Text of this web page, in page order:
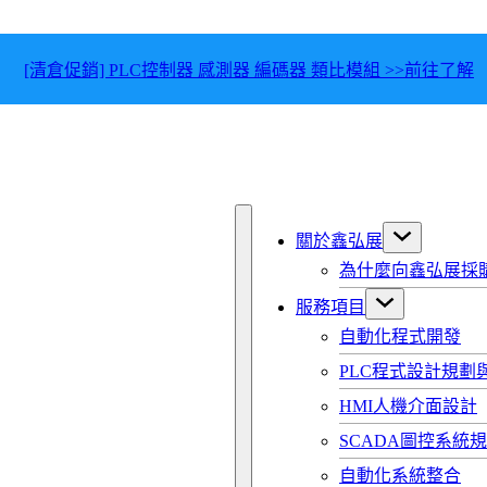
[清倉促銷] PLC控制器 感測器 編碼器 類比模組 >>前往了解
關於鑫弘展
為什麼向鑫弘展採
服務項目
自動化程式開發
PLC程式設計規劃
HMI人機介面設計
SCADA圖控系統規
自動化系統整合